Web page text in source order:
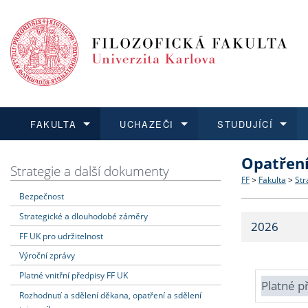
FAKULTA
Dozvědět se více
Struktura
Strategie
Fakultní
UCHAZEČI
Podat přihlášku
Co
Učitelské
STUDUJÍCÍ
Dozvědět se více
Dozvědět se více
O vědě a
Dozvědět se více
Aktuální
Strategie a další dokumenty
Bezpečnost
Strategické a dlouhodobé záměry
FF UK pro udržitelnost
Výroční zprávy
Platné vnitřní předpisy FF UK
Rozhodnutí a sdělení děkana, opatření a sdělení
FF > Fakulta >
2026
Platné